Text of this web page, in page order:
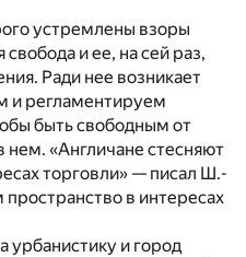
устремлены взоры
и ее, на сей раз,
Ради нее возникает
и регламентируем
быть свободным от
нем. «Англичане стесняют
торговли» — писал Ш.-
в интересах
урбанистику и город